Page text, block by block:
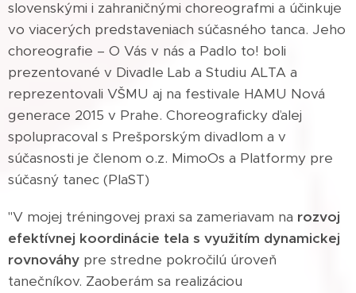
slovenskými i zahraničnými choreografmi a účinkuje
vo viacerých predstaveniach súčasného tanca. Jeho
choreografie – O Vás v nás a Padlo to! boli
prezentované v Divadle Lab a Studiu ALTA a
reprezentovali VŠMU aj na festivale HAMU Nová
generace 2015 v Prahe. Choreograficky ďalej
spolupracoval s Prešporským divadlom a v
súčasnosti je členom o.z. MimoOs a Platformy pre
súčasný tanec (PlaST)
"V mojej tréningovej praxi sa zameriavam na rozvoj
efektívnej koordinácie tela s využitím dynamickej
rovnováhy pre stredne pokročilú úroveň
tanečníkov. Zaoberám sa realizáciou